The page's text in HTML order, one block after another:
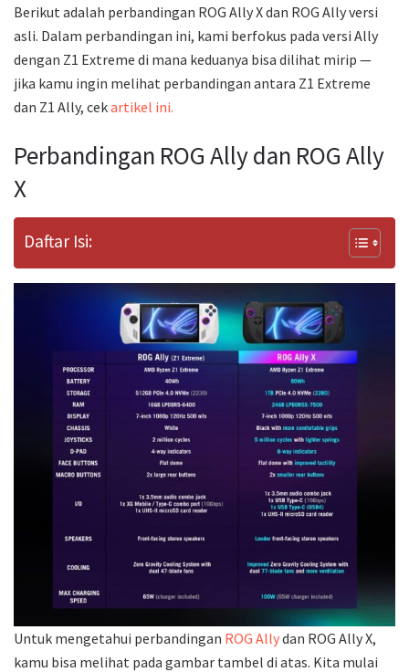
Berikut adalah perbandingan ROG Ally X dan ROG Ally versi
asli. Dalam perbandingan ini, kami berfokus pada versi Ally
dengan Z1 Extreme di mana keduanya bisa dilihat mirip —
jika kamu ingin melihat perbandingan antara Z1 Extreme
dan Z1 Ally, cekartikel ini.
Perbandingan ROG Ally dan ROG Ally
X
Daftar Isi:
Untuk mengetahui perbandingan ROG Allydan ROG Ally X,
kamu bisa melihat pada gambar tambel di atas. Kita mulai